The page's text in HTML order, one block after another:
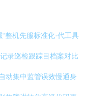
整机先服标准化·代工具
录巡检跟踪目档案对比
动集中监管误效慢通身